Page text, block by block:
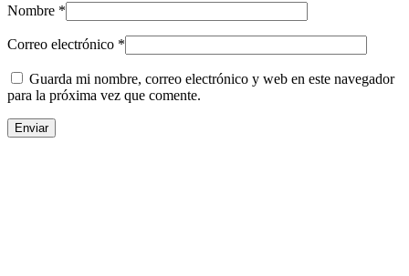
Nombre *
Correo electrónico *
Guarda mi nombre, correo electrónico y web en este navegador
para la próxima vez que comente.